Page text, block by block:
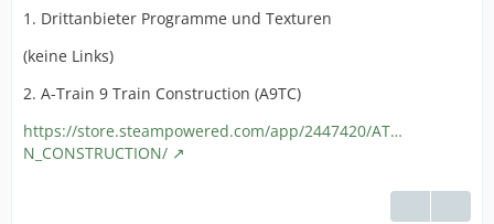
1. Drittanbieter Programme und Texturen
(keine Links)
2. A-Train 9 Train Construction (A9TC)
https://store.steampowered.com/app/2447420/AT…
N_CONSTRUCTION/